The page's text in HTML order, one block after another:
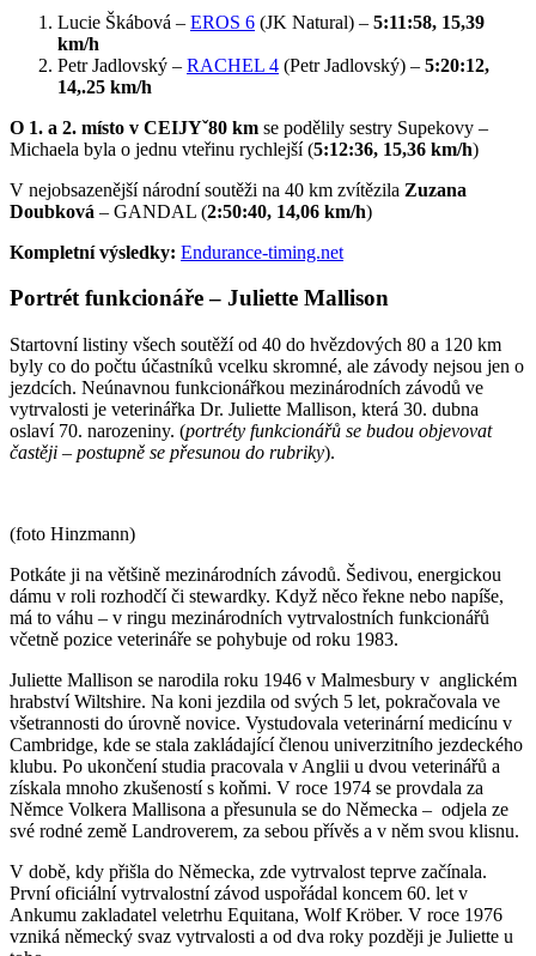
Lucie Škábová – EROS 6 (JK Natural) – 5:11:58, 15,39
km/h
Petr Jadlovský – RACHEL 4 (Petr Jadlovský) – 5:20:12,
14,.25 km/h
O 1. a 2. místo v CEIJYˇ80 km se podělily sestry Supekovy –
Michaela byla o jednu vteřinu rychlejší (5:12:36, 15,36 km/h)
V nejobsazenější národní soutěži na 40 km zvítězila Zuzana
Doubková – GANDAL (2:50:40, 14,06 km/h)
Kompletní výsledky: Endurance-timing.net
Portrét funkcionáře – Juliette Mallison
Startovní listiny všech soutěží od 40 do hvězdových 80 a 120 km
byly co do počtu účastníků vcelku skromné, ale závody nejsou jen o
jezdcích. Neúnavnou funkcionářkou mezinárodních závodů ve
vytrvalosti je veterinářka Dr. Juliette Mallison, která 30. dubna
oslaví 70. narozeniny. (portréty funkcionářů se budou objevovat
častěji – postupně se přesunou do rubriky).
(foto Hinzmann)
Potkáte ji na většině mezinárodních závodů. Šedivou, energickou
dámu v roli rozhodčí či stewardky. Když něco řekne nebo napíše,
má to váhu – v ringu mezinárodních vytrvalostních funkcionářů
včetně pozice veterináře se pohybuje od roku 1983.
Juliette Mallison se narodila roku 1946 v Malmesbury v anglickém
hrabství Wiltshire. Na koni jezdila od svých 5 let, pokračovala ve
všetrannosti do úrovně novice. Vystudovala veterinární medicínu v
Cambridge, kde se stala zakládající členou univerzitního jezdeckého
klubu. Po ukončení studia pracovala v Anglii u dvou veterinářů a
získala mnoho zkušeností s koňmi. V roce 1974 se provdala za
Němce Volkera Mallisona a přesunula se do Německa – odjela ze
své rodné země Landroverem, za sebou přívěs a v něm svou klisnu.
V době, kdy přišla do Německa, zde vytrvalost teprve začínala.
První oficiální vytrvalostní závod uspořádal koncem 60. let v
Ankumu zakladatel veletrhu Equitana, Wolf Kröber. V roce 1976
vzniká německý svaz vytrvalosti a od dva roky později je Juliette u